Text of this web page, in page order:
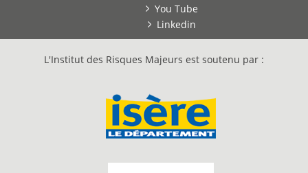
You Tube
Linkedin
L'Institut des Risques Majeurs est soutenu par :